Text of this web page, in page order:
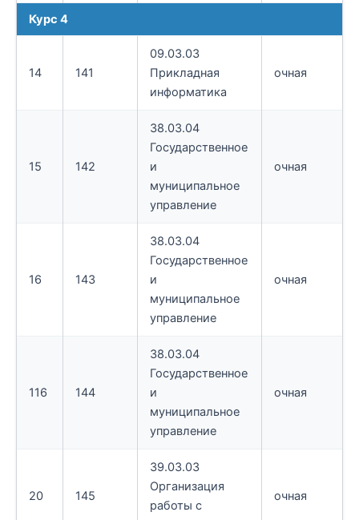
Курс 4
14 141
09.03.03
Прикладная
информатика
очная
15 142
38.03.04
Государственное
и
муниципальное
управление
очная
16 143
38.03.04
Государственное
и
муниципальное
управление
очная
116 144
38.03.04
Государственное
и
муниципальное
управление
очная
20 145
39.03.03
Организация
работы с
очная